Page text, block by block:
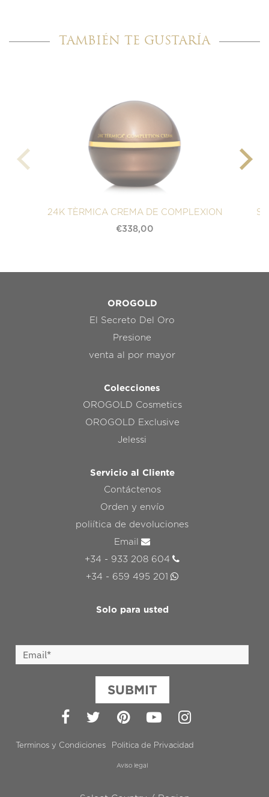
TAMBIÉN TE GUSTARÍA
24K TÈRMICA CREMA DE COMPLEXION
€338,00
OROGOLD
El Secreto Del Oro
Presione
venta al por mayor
Colecciones
OROGOLD Cosmetics
OROGOLD Exclusive
Jelessi
Servicio al Cliente
Contáctenos
Orden y envío
poliítica de devoluciones
Email
+34 - 933 208 604
+34 - 659 495 201
Solo para usted
SUBMIT
Facebook
TwitterPinterest
YouTubeInstagram
Terminos y Condiciones Politica de Privacidad
Aviso legal